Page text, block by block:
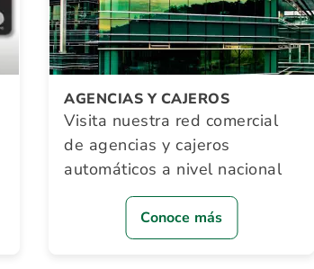
AGENCIAS Y CAJEROS
Visita nuestra red comercial
de agencias y cajeros
automáticos a nivel nacional
Conoce más